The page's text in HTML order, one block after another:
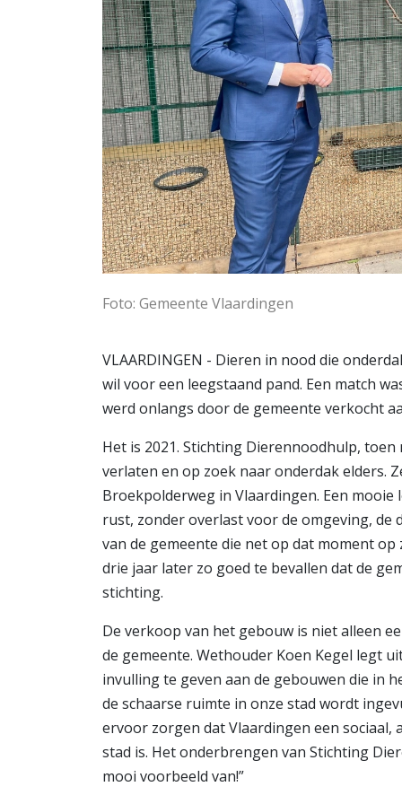
Foto: Gemeente Vlaardingen
VLAARDINGEN - Dieren in nood die
wil voor een leegstaand pand. Een match
werd onlangs door de gemeente verkocht
Het is 2021. Stichting Dierennoodhulp,
verlaten en op zoek naar onderdak elders.
Broekpolderweg in Vlaardingen. Een
rust, zonder overlast voor de omgeving,
van de gemeente die net op dat moment
drie jaar later zo goed te bevallen dat de
stichting.
De verkoop van het gebouw is niet alleen
de gemeente. Wethouder Koen Kegel legt
invulling te geven aan de gebouwen die in
de schaarse ruimte in onze stad wordt
ervoor zorgen dat Vlaardingen een
stad is. Het onderbrengen van Stichting
mooi voorbeeld van!”